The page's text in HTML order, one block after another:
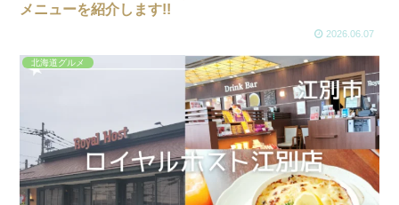
メニューを紹介します!!
2026.06.07
北海道グルメ